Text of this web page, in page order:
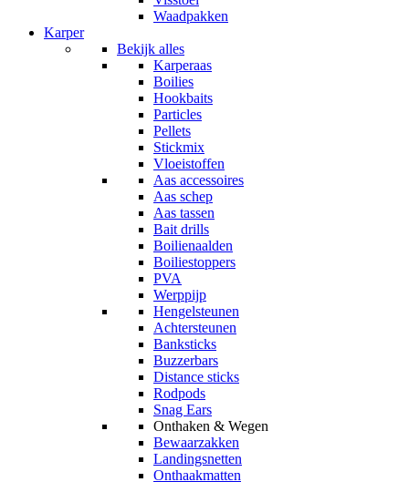
Waadpakken
Karper
Bekijk alles
Karperaas
Boilies
Hookbaits
Particles
Pellets
Stickmix
Vloeistoffen
Aas accessoires
Aas schep
Aas tassen
Bait drills
Boilienaalden
Boiliestoppers
PVA
Werppijp
Hengelsteunen
Achtersteunen
Banksticks
Buzzerbars
Distance sticks
Rodpods
Snag Ears
Onthaken & Wegen
Bewaarzakken
Landingsnetten
Onthaakmatten